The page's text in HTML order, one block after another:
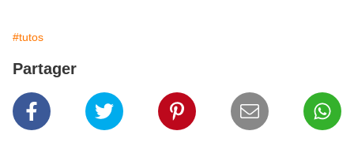
#tutos
Partager